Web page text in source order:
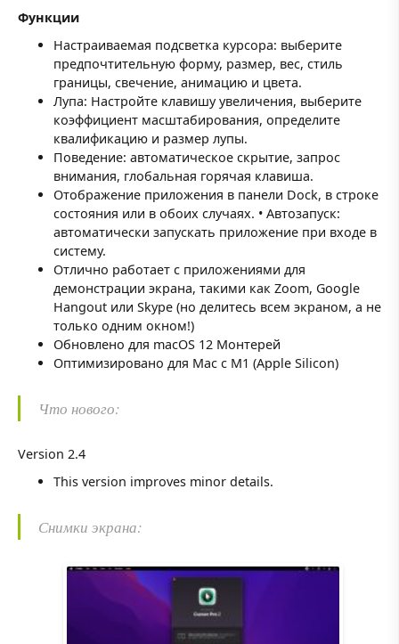
Функции
Настраиваемая подсветка курсора: выберите
предпочтительную форму, размер, вес, стиль
границы, свечение, анимацию и цвета.
Лупа: Настройте клавишу увеличения, выберите
коэффициент масштабирования, определите
квалификацию и размер лупы.
Поведение: автоматическое скрытие, запрос
внимания, глобальная горячая клавиша.
Отображение приложения в панели Dock, в строке
состояния или в обоих случаях. • Автозапуск:
автоматически запускать приложение при входе в
систему.
Отлично работает с приложениями для
демонстрации экрана, такими как Zoom, Google
Hangout или Skype (но делитесь всем экраном, а не
только одним окном!)
Обновлено для macOS 12 Монтерей
Оптимизировано для Mac с M1 (Apple Silicon)
Что нового:
Version 2.4
This version improves minor details.
Снимки экрана: